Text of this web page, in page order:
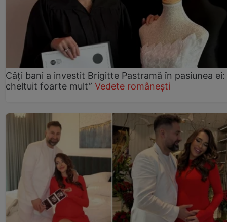
Câți bani a investit Brigitte Pastramă în pasiunea ei:
cheltuit foarte mult” Vedete românești